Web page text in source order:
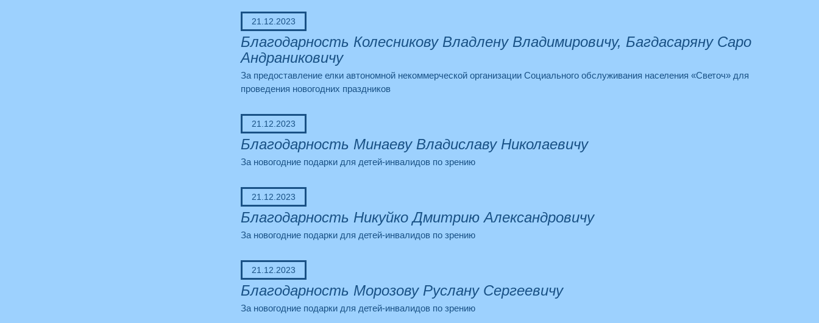
21.12.2023
Благодарность Колесникову Владлену Владимировичу, Багдасаряну Саро
Андраниковичу
За предоставление елки автономной некоммерческой организации Социального обслуживания населения «Светоч» для
проведения новогодних праздников
21.12.2023
Благодарность Минаеву Владиславу Николаевичу
За новогодние подарки для детей-инвалидов по зрению
21.12.2023
Благодарность Никуйко Дмитрию Александровичу
За новогодние подарки для детей-инвалидов по зрению
21.12.2023
Благодарность Морозову Руслану Сергеевичу
За новогодние подарки для детей-инвалидов по зрению